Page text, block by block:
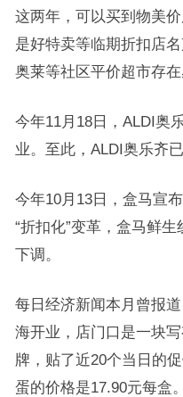
这两年，可以买到物美
是好特卖等临期折扣店
奥莱等社区平价超市存在
今年11月18日，ALDI奥
业。至此，ALDI奥乐齐
今年10月13日，盒马宣
“折扣化”变革，盒马鲜
下调。
每日经济新闻本月曾报
海开业，店门口是一块
牌，贴了近20个当日的
蛋的价格是17.90元每盒